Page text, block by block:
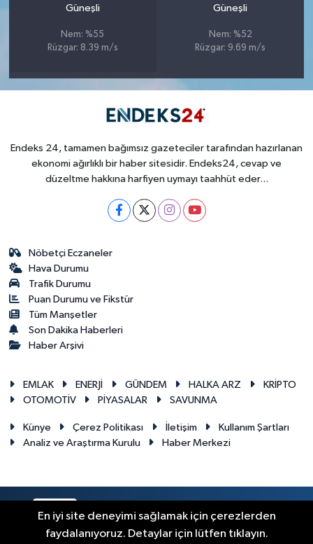
Güneşli
Nem: %55
Rüzgar: 8.39 m/s
Güneşli
Nem: %52
Rüzgar: 9.69 m/s
Endeks 24, tamamen bağımsız gazeteciler tarafından hazırlanan
ekonomi ağırlıklı bir haber sitesidir. Endeks24, cevap ve
düzeltme hakkına harfiyen uymayı taahhüt eder...
Nöbetçi Eczaneler
Hava Durumu
Trafik Durumu
Puan Durumu ve Fikstür
Tüm Manşetler
Son Dakika Haberleri
Haber Arşivi
EMLAK ENERJİ GÜNDEM HALKA ARZ
KRİPTO
OTOMOTİV
PİYASALAR SAVUNMA
Künye Çerez Politikası İletişim
Kullanım Şartları
Analiz ve Araştırma Kurulu
Haber Merkezi
RSS Copyright © 2026. Her hakkı saklıdır.
En iyi site deneyimi sağlamak için çerezlerden
faydalanıyoruz. Detaylar için lütfen tıklayın.